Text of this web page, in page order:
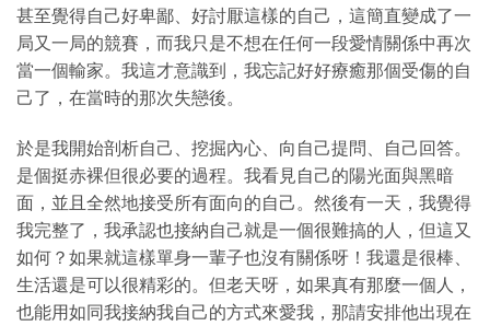
甚至覺得自己好卑鄙、好討厭這樣的自己，這簡直變成了一
局又一局的競賽，而我只是不想在任何一段愛情關係中再次
當一個輸家。我這才意識到，我忘記好好療癒那個受傷的自
己了，在當時的那次失戀後。
於是我開始剖析自己、挖掘內心、向自己提問、自己回答。
是個挺赤裸但很必要的過程。我看見自己的陽光面與黑暗
面，並且全然地接受所有面向的自己。然後有一天，我覺得
我完整了，我承認也接納自己就是一個很難搞的人，但這又
如何？如果就這樣單身一輩子也沒有關係呀！我還是很棒、
生活還是可以很精彩的。但老天呀，如果真有那麼一個人，
也能用如同我接納我自己的方式來愛我，那請安排他出現在